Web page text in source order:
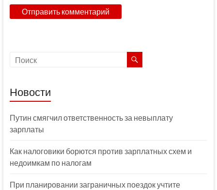
Новости
Путин смягчил ответственность за невыплату
зарплаты
Как налоговики борются против зарплатных схем и
недоимкам по налогам
При планировании заграничных поездок учтите